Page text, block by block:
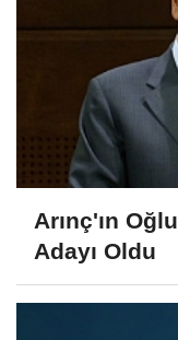
Arınç'ın
Adayı Oldu